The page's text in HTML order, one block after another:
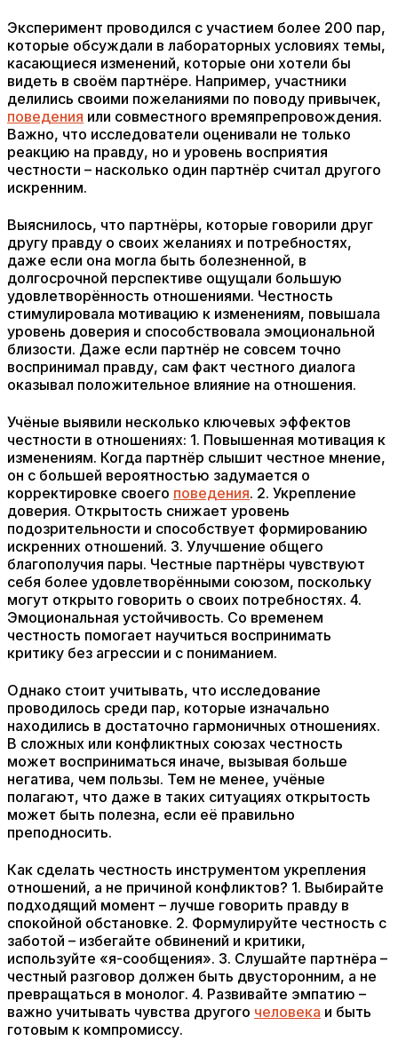
Эксперимент проводился с участием более 200 пар,
которые обсуждали в лабораторных условиях темы,
касающиеся изменений, которые они хотели бы
видеть в своём партнёре. Например, участники
делились своими пожеланиями по поводу привычек,
поведения или совместного времяпрепровождения.
Важно, что исследователи оценивали не только
реакцию на правду, но и уровень восприятия
честности – насколько один партнёр считал другого
искренним.
Выяснилось, что партнёры, которые говорили друг
другу правду о своих желаниях и потребностях,
даже если она могла быть болезненной, в
долгосрочной перспективе ощущали большую
удовлетворённость отношениями. Честность
стимулировала мотивацию к изменениям, повышала
уровень доверия и способствовала эмоциональной
близости. Даже если партнёр не совсем точно
воспринимал правду, сам факт честного диалога
оказывал положительное влияние на отношения.
Учёные выявили несколько ключевых эффектов
честности в отношениях: 1. Повышенная мотивация к
изменениям. Когда партнёр слышит честное мнение,
он с большей вероятностью задумается о
корректировке своего поведения. 2. Укрепление
доверия. Открытость снижает уровень
подозрительности и способствует формированию
искренних отношений. 3. Улучшение общего
благополучия пары. Честные партнёры чувствуют
себя более удовлетворёнными союзом, поскольку
могут открыто говорить о своих потребностях. 4.
Эмоциональная устойчивость. Со временем
честность помогает научиться воспринимать
критику без агрессии и с пониманием.
Однако стоит учитывать, что исследование
проводилось среди пар, которые изначально
находились в достаточно гармоничных отношениях.
В сложных или конфликтных союзах честность
может восприниматься иначе, вызывая больше
негатива, чем пользы. Тем не менее, учёные
полагают, что даже в таких ситуациях открытость
может быть полезна, если её правильно
преподносить.
Как сделать честность инструментом укрепления
отношений, а не причиной конфликтов? 1. Выбирайте
подходящий момент – лучше говорить правду в
спокойной обстановке. 2. Формулируйте честность с
заботой – избегайте обвинений и критики,
используйте «я-сообщения». 3. Слушайте партнёра –
честный разговор должен быть двусторонним, а не
превращаться в монолог. 4. Развивайте эмпатию –
важно учитывать чувства другого человека и быть
готовым к компромиссу.